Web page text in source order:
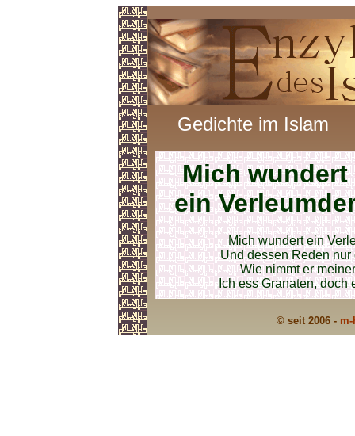
Gedichte im Islam
Mich wundert
ein
Mich wundert ein
Und dessen Reden
Wie nimmt er
Ich ess Granaten, doch
© seit 2006 -